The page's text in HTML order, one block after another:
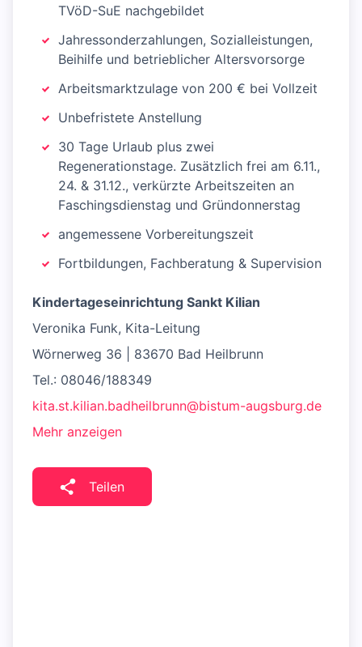
TVöD-SuE nachgebildet
Jahressonderzahlungen, Sozialleistungen,
Beihilfe und betrieblicher Altersvorsorge
Arbeitsmarktzulage von 200 € bei Vollzeit
Unbefristete Anstellung
30 Tage Urlaub plus zwei
Regenerationstage. Zusätzlich frei am 6.11.,
24. & 31.12., verkürzte Arbeitszeiten an
Faschingsdienstag und Gründonnerstag
angemessene Vorbereitungszeit
Fortbildungen, Fachberatung & Supervision
Kindertageseinrichtung Sankt Kilian
Veronika Funk, Kita-Leitung
Wörnerweg 36 | 83670 Bad Heilbrunn
Tel.: 08046/188349
kita.st.kilian.badheilbrunn@bistum-augsburg.de
Mehr anzeigen
Teilen